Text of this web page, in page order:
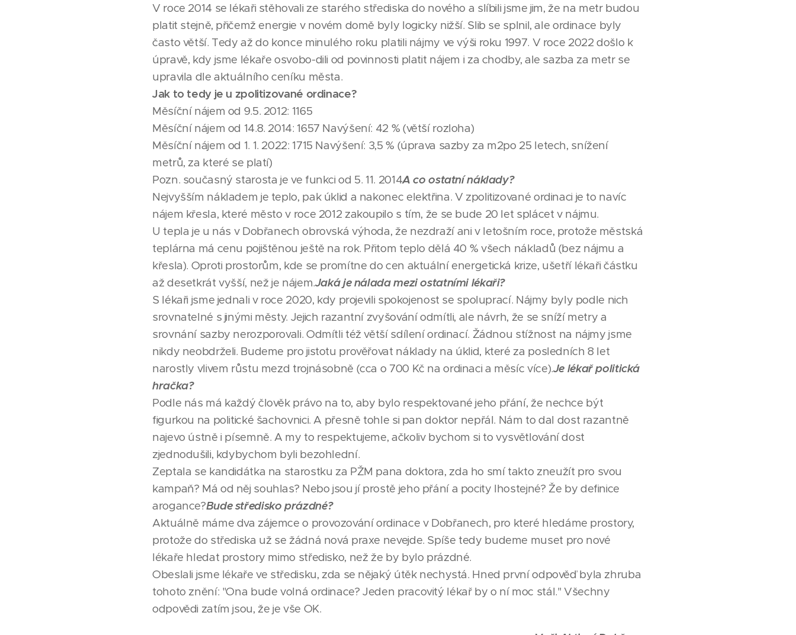
V roce 2014 se lékaři stěhovali ze starého střediska do nového a slíbili jsme jim, že na metr budou
platit stejně, přičemž energie v novém domě byly logicky nižší. Slib se splnil, ale ordinace byly
často větší. Tedy až do konce minulého roku platili nájmy ve výši roku 1997. V roce 2022 došlo k
úpravě, kdy jsme lékaře osvobo-dili od povinnosti platit nájem i za chodby, ale sazba za metr se
upravila dle aktuálního ceníku města.
Jak to tedy je u zpolitizované ordinace?
Měsíční nájem od 9.5. 2012: 1165
Měsíční nájem od 14.8. 2014: 1657 Navýšení: 42 % (větší rozloha)
Měsíční nájem od 1. 1. 2022: 1715 Navýšení: 3,5 % (úprava sazby za m2po 25 letech, snížení
metrů, za které se platí)
Pozn. současný starosta je ve funkci od 5. 11. 2014A co ostatní náklady?
Nejvyšším nákladem je teplo, pak úklid a nakonec elektřina. V zpolitizované ordinaci je to navíc
nájem křesla, které město v roce 2012 zakoupilo s tím, že se bude 20 let splácet v nájmu.
U tepla je u nás v Dobřanech obrovská výhoda, že nezdraží ani v letošním roce, protože městská
teplárna má cenu pojištěnou ještě na rok. Přitom teplo dělá 40 % všech nákladů (bez nájmu a
křesla). Oproti prostorům, kde se promítne do cen aktuální energetická krize, ušetří lékaři částku
až desetkrát vyšší, než je nájem.Jaká je nálada mezi ostatními lékaři?
S lékaři jsme jednali v roce 2020, kdy projevili spokojenost se spoluprací. Nájmy byly podle nich
srovnatelné s jinými městy. Jejich razantní zvyšování odmítli, ale návrh, že se sníží metry a
srovnání sazby nerozporovali. Odmítli též větší sdílení ordinací. Žádnou stížnost na nájmy jsme
nikdy neobdrželi. Budeme pro jistotu prověřovat náklady na úklid, které za posledních 8 let
narostly vlivem růstu mezd trojnásobně (cca o 700 Kč na ordinaci a měsíc více).Je lékař politická
hračka?
Podle nás má každý člověk právo na to, aby bylo respektované jeho přání, že nechce být
figurkou na politické šachovnici. A přesně tohle si pan doktor nepřál. Nám to dal dost razantně
najevo ústně i písemně. A my to respektujeme, ačkoliv bychom si to vysvětlování dost
zjednodušili, kdybychom byli bezohlední.
Zeptala se kandidátka na starostku za PŽM pana doktora, zda ho smí takto zneužít pro svou
kampaň? Má od něj souhlas? Nebo jsou jí prostě jeho přání a pocity lhostejné? Že by definice
arogance?Bude středisko prázdné?
Aktuálně máme dva zájemce o provozování ordinace v Dobřanech, pro které hledáme prostory,
protože do střediska už se žádná nová praxe nevejde. Spíše tedy budeme muset pro nové
lékaře hledat prostory mimo středisko, než že by bylo prázdné.
Obeslali jsme lékaře ve středisku, zda se nějaký útěk nechystá. Hned první odpověď byla zhruba
tohoto znění: "Ona bude volná ordinace? Jeden pracovitý lékař by o ní moc stál." Všechny
odpovědi zatím jsou, že je vše OK.